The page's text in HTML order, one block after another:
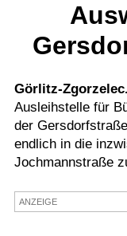
Menüpunkte
Gesellschaft
Wirtschaft
Service
Verkehr
Gesundheit
Kultur
Görlitz-Zgorzelec.
Ausleihstelle für
der
endlich in die
Jochmannstraße
ANZEIGE